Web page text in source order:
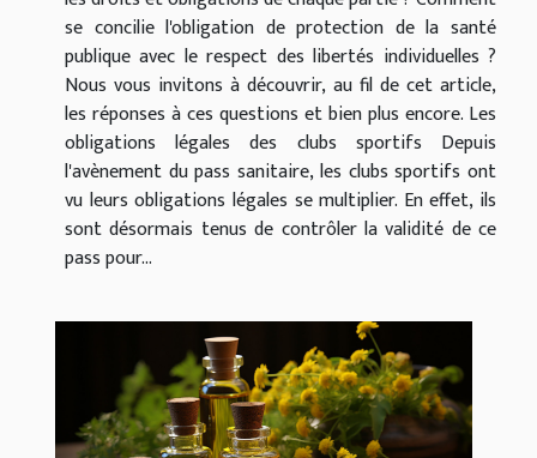
se concilie l'obligation de protection de la santé
publique avec le respect des libertés individuelles ?
Nous vous invitons à découvrir, au fil de cet article,
les réponses à ces questions et bien plus encore. Les
obligations légales des clubs sportifs Depuis
l'avènement du pass sanitaire, les clubs sportifs ont
vu leurs obligations légales se multiplier. En effet, ils
sont désormais tenus de contrôler la validité de ce
pass pour...